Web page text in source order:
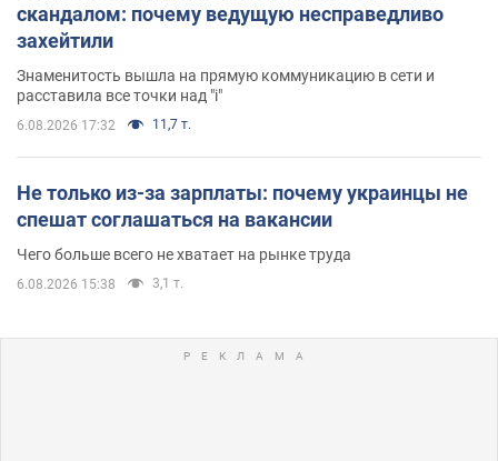
скандалом: почему ведущую несправедливо
захейтили
Знаменитость вышла на прямую коммуникацию в сети и
расставила все точки над "i"
6.08.2026 17:32 11,7 т.
Не только из-за зарплаты: почему украинцы не
спешат соглашаться на вакансии
Чего больше всего не хватает на рынке труда
6.08.2026 15:38 3,1 т.